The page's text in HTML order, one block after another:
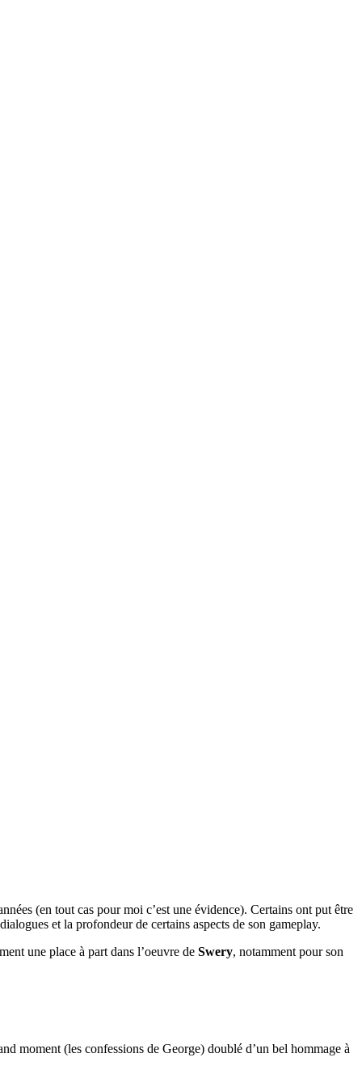
(en tout cas pour moi c’est une évidence). Certains ont put être
et la profondeur de certains aspects de son gameplay.
une place à part dans l’oeuvre de Swery, notamment pour son
moment (les confessions de George) doublé d’un bel hommage à